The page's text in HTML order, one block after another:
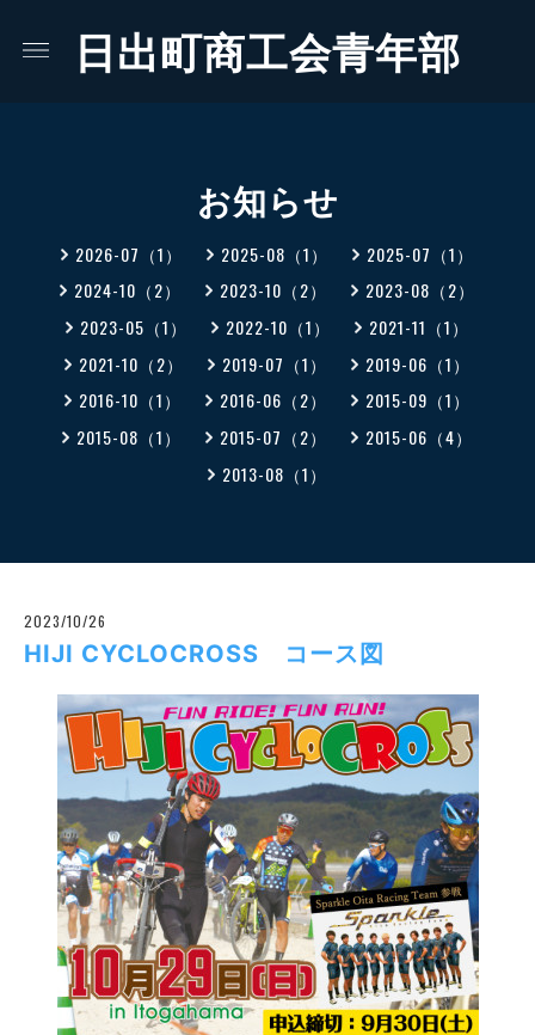
日出町商工会青年部
お知らせ
2026-07（1） 2025-08（1）
2025-07（1）
2024-10（2）
2023-10（2）
2023-08（2）
2023-05（1）
2022-10（1）
2021-11（1）
2021-10（2）
2019-07（1）
2019-06（1）
2016-10（1）
2016-06（2）
2015-09（1）
2015-08（1）
2015-07（2）
2015-06（4）
2013-08（1）
2023/10/26
HIJI CYCLOCROSS コース図